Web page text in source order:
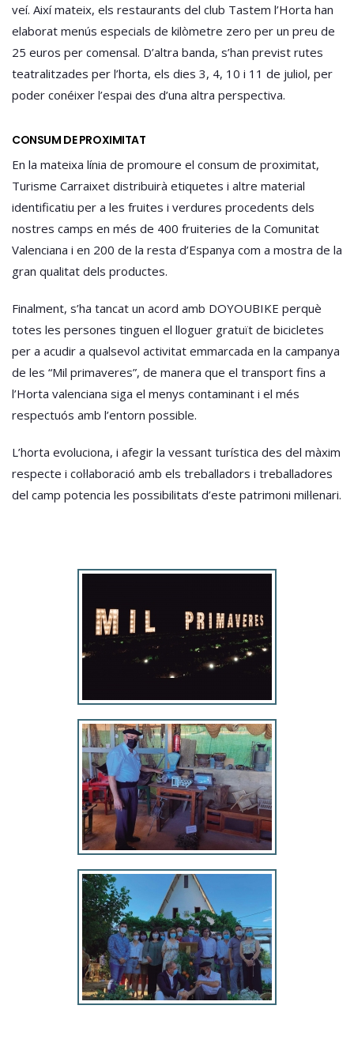
veí. Així mateix, els restaurants del club Tastem l’Horta han
elaborat menús especials de kilòmetre zero per un preu de
25 euros per comensal. D’altra banda, s’han previst rutes
teatralitzades per l’horta, els dies 3, 4, 10 i 11 de juliol, per
poder conéixer l’espai des d’una altra perspectiva.
CONSUM DE PROXIMITAT
En la mateixa línia de promoure el consum de proximitat,
Turisme Carraixet distribuirà etiquetes i altre material
identificatiu per a les fruites i verdures procedents dels
nostres camps en més de 400 fruiteries de la Comunitat
Valenciana i en 200 de la resta d’Espanya com a mostra de la
gran qualitat dels productes.
Finalment, s’ha tancat un acord amb DOYOUBIKE perquè
totes les persones tinguen el lloguer gratuït de bicicletes
per a acudir a qualsevol activitat emmarcada en la campanya
de les “Mil primaveres”, de manera que el transport fins a
l’Horta valenciana siga el menys contaminant i el més
respectuós amb l’entorn possible.
L’horta evoluciona, i afegir la vessant turística des del màxim
respecte i col·laboració amb els treballadors i treballadores
del camp potencia les possibilitats d’este patrimoni mil·lenari.